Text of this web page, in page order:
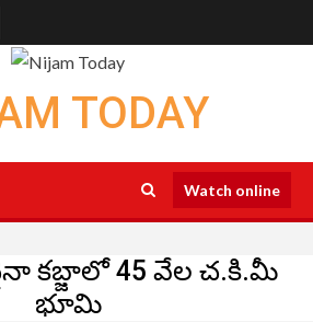
TODAY
Watch online
క‌బ్జాలో 45 వేల చ.కి.మీ
భూమి